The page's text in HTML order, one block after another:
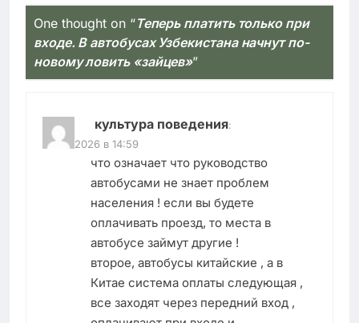
One thought on “Теперь платить только при
входе. В автобусах Узбекистана начнут по-
новому ловить «зайцев»”
культура поведения:
04.06.2026 в 14:59
что означает что руководство
автобусами не знает проблем
населения ! если вы будете
оплачивать проезд, то места в
автобусе займут другие !
второе, автобусы китайские , а в
Китае система оплаты следующая ,
все заходят через передний вход ,